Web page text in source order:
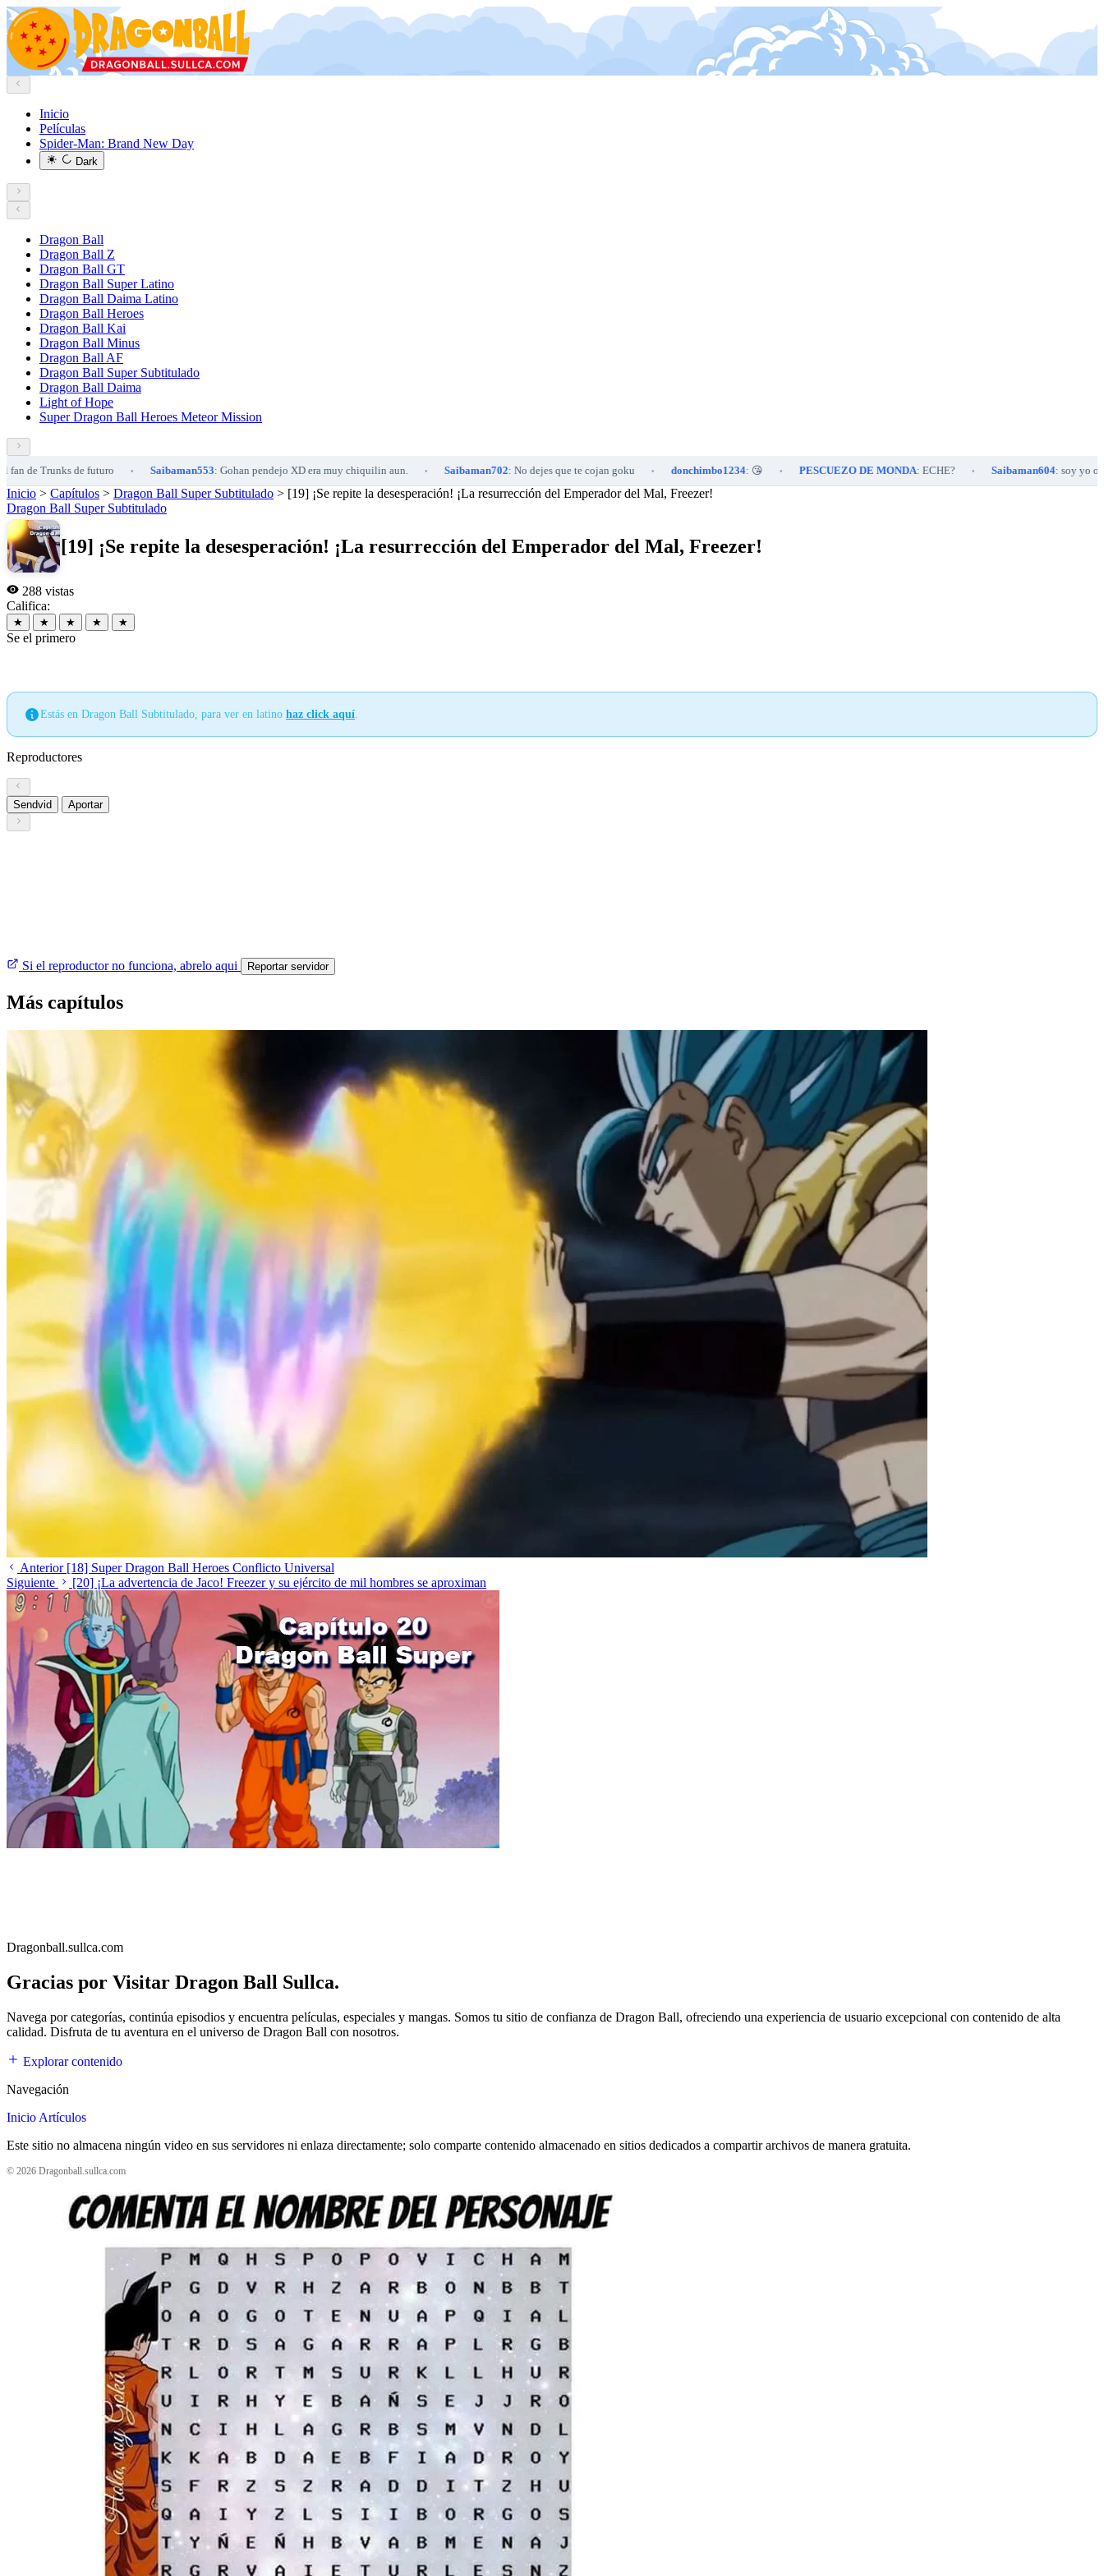
Inicio
Películas
Spider-Man: Brand New Day
Dark
Dragon Ball
Dragon Ball Z
Dragon Ball GT
Dragon Ball Super Latino
Dragon Ball Daima Latino
Dragon Ball Heroes
Dragon Ball Kai
Dragon Ball Minus
Dragon Ball AF
Dragon Ball Super Subtitulado
Dragon Ball Daima
Light of Hope
Super Dragon Ball Heroes Meteor Mission
Trunks de futuro • Saibaman553: Gohan pendejo XD era muy chiquilin aun. • Saibaman702: No dejes que te cojan goku • donchimbo1234: 😘 • PESCUEZO DE MONDA: ECHE? • Saibaman604: soy yo o se
Inicio > Capítulos > Dragon Ball Super Subtitulado > [19] ¡Se repite la desesperación! ¡La resurrección del Emperador del Mal, Freezer!
Dragon Ball Super Subtitulado
[19] ¡Se repite la desesperación! ¡La resurrección del Emperador del Mal, Freezer!
288 vistas
Califica:
★ ★ ★ ★ ★
Se el primero
Estás en Dragon Ball Subtitulado, para ver en latino haz click aquí
Reproductores
Sendvid Aportar
Si el reproductor no funciona, abrelo aqui Reportar servidor
Más capítulos
Anterior [18] Super Dragon Ball Heroes Conflicto Universal
Siguiente
[20] ¡La advertencia de Jaco! Freezer y su ejército de mil hombres se aproximan
Dragonball.sullca.com
Gracias por Visitar Dragon Ball Sullca.
Navega por categorías, continúa episodios y encuentra películas, especiales y mangas. Somos tu sitio de confianza de Dragon Ball, ofreciendo una experiencia de usuario excepcional con contenido de alta
calidad. Disfruta de tu aventura en el universo de Dragon Ball con nosotros.
Explorar contenido
Navegación
Inicio Artículos
Este sitio no almacena ningún video en sus servidores ni enlaza directamente; solo comparte contenido almacenado en sitios dedicados a compartir archivos de manera gratuita.
© 2026 Dragonball.sullca.com